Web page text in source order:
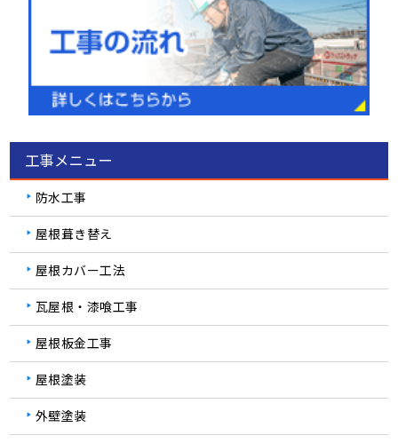
工事メニュー
防水工事
屋根葺き替え
屋根カバー工法
瓦屋根・漆喰工事
屋根板金工事
屋根塗装
外壁塗装